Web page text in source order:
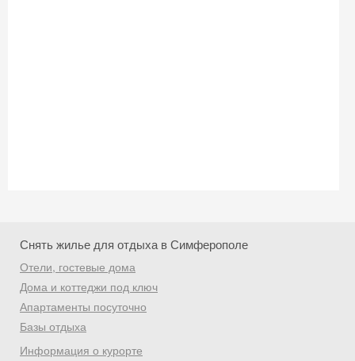
Снять жилье для отдыха в Симферополе
Отели, гостевые дома
Дома и коттеджи под ключ
Апартаменты посуточно
Базы отдыха
Информация о курорте